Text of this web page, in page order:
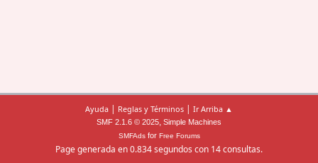
Ayuda | Reglas y Términos | Ir Arriba ▲
SMF 2.1.6 © 2025, Simple Machines
SMFAdsfor Free Forums
Page generada en 0.834 segundos con 14 consultas.